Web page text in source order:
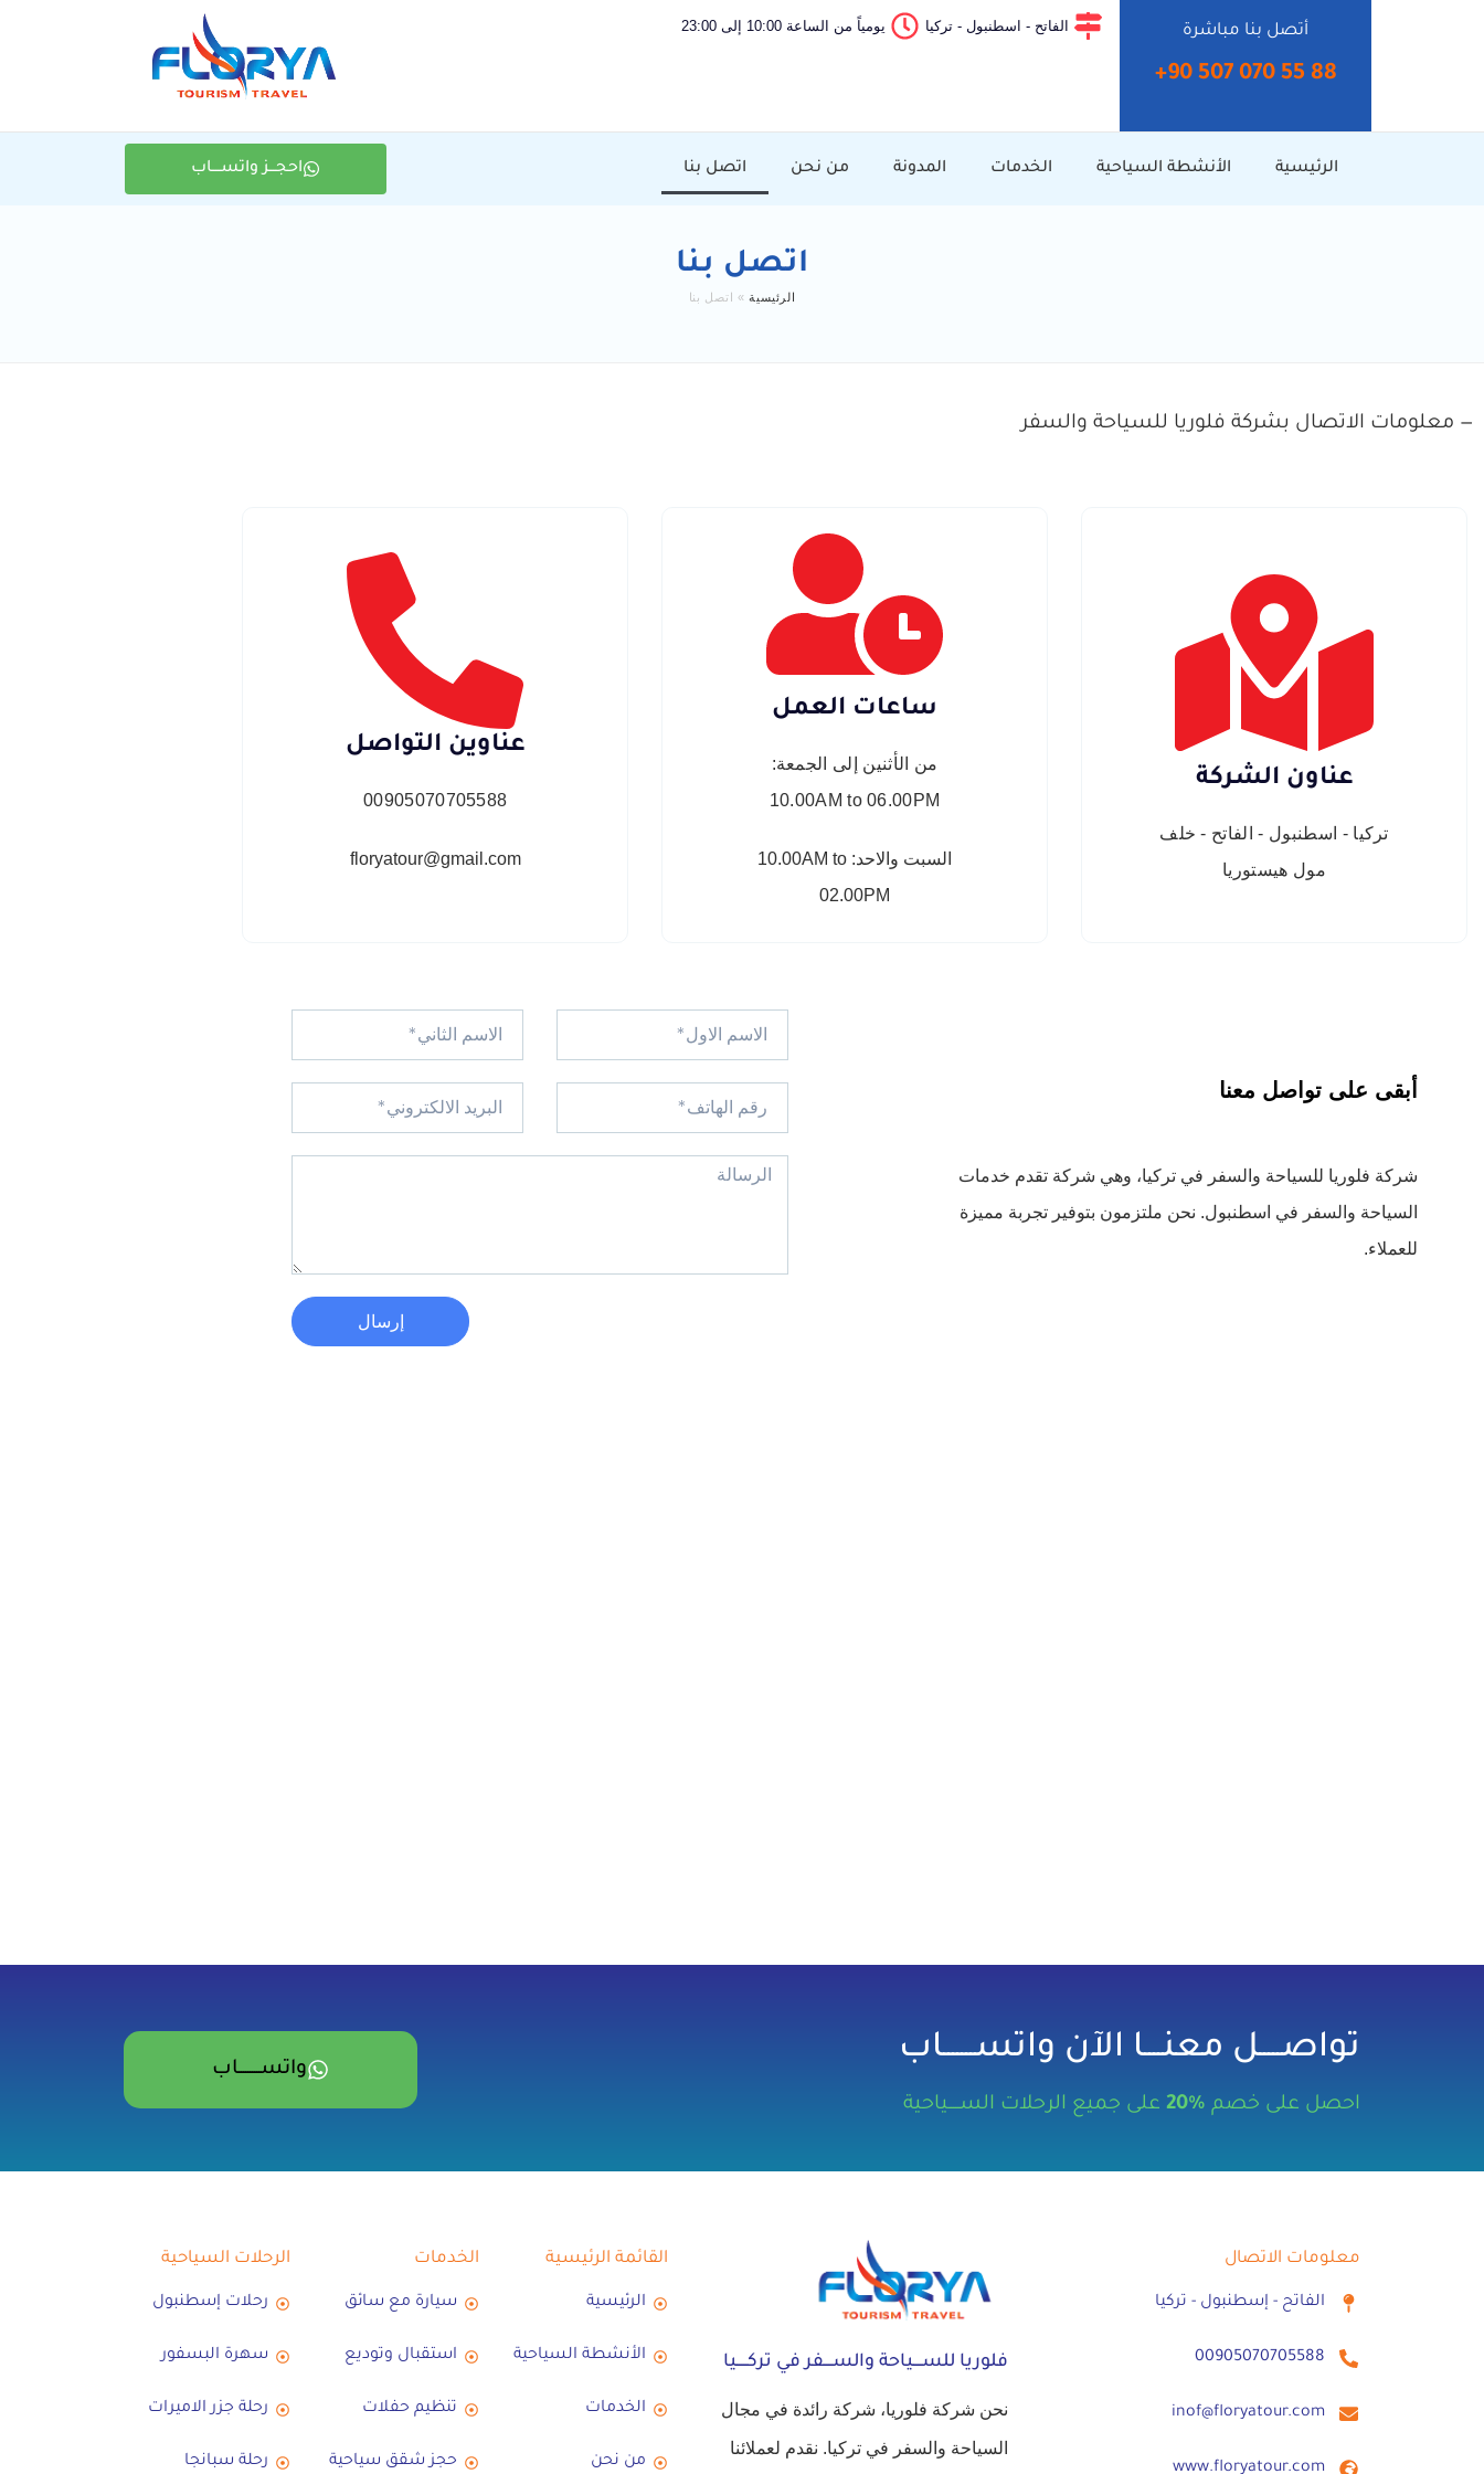
أتصل بنا مباشرة
+90 507 070 55 88⁩
الفاتح - اسطنبول - تركيا يومياً من الساعة 10:00 إلى 23:00
الرئيسية الأنشطة السياحية الخدمات المدونة من نحن اتصل بنا احجـــز واتســــاب
اتصل بنا
الرئيسية» اتصل بنا
— معلومات الاتصال بشركة فلوريا للسياحة والسفر
عناون الشركة
تركيا - اسطنبول - الفاتح - خلف
مول هيستوريا
ساعات العمل
من الأثنين إلى الجمعة:
10.00AM to 06.00PM
السبت والاحد: 10.00AM to
02.00PM
عناوين التواصل
00905070705588⁩
floryatour@gmail.com
أبقى على تواصل معنا
شركة فلوريا للسياحة والسفر في تركيا، وهي شركة تقدم خدمات
السياحة والسفر في اسطنبول. نحن ملتزمون بتوفير تجربة مميزة
للعملاء.
إرسال
تواصـــــل معنــــا الآن واتســـــــاب
احصل على خصم %20 على جميع الرحلات الســـــياحية
واتســــــــــاب
معلومات الاتصال
الفاتح - إسطنبول - تركيا
00905070705588⁩
inof@floryatour.com
www.floryatour.com
فلوريا للســــياحة والســــفر في تركـــــيا
نحن شركة فلوريا، شركة رائدة في مجال
السياحة والسفر في تركيا. نقدم لعملائنا
القائمة الرئيسية
الرئيسية
الأنشطة السياحية
الخدمات
من نحن
الخدمات
سيارة مع سائق
استقبال وتوديع
تنظيم حفلات
حجز شقق سياحية
الرحلات السياحية
رحلات إسطنبول
سهرة البسفور
رحلة جزر الاميرات
رحلة سبانجا